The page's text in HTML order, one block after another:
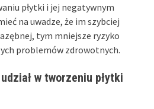
płytki i jej negatywnym
na uwadze, że im szybciej
tym mniejsze ryzyko
problemów zdrowotnych.
w tworzeniu płytki